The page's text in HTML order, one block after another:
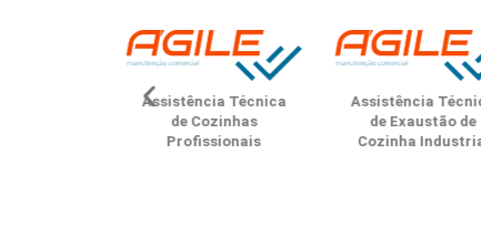
Assistência Técnica
de Cozinhas
Profissionais
Assistência Técnica
de Exaustão de
Cozinha Industrial